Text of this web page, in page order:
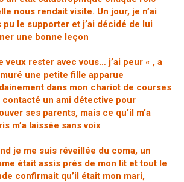
nous rendait visite. Un jour, je n’ai
pu le supporter et j’ai décidé de lui
une bonne leçon
veux rester avec vous… j’ai peur « , a
une petite fille apparue
dans mon chariot de courses
contacté un ami détective pour
ses parents, mais ce qu’il m’a
m’a laissée sans voix
je me suis réveillée du coma, un
était assis près de mon lit et tout le
confirmait qu’il était mon mari,